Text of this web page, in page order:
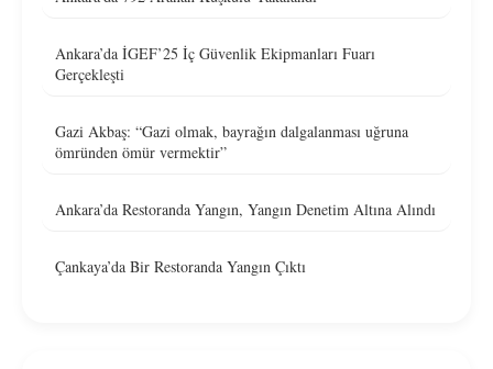
Ankara’da İGEF’25 İç Güvenlik Ekipmanları Fuarı
Gerçekleşti
Gazi Akbaş: “Gazi olmak, bayrağın dalgalanması uğruna
ömründen ömür vermektir”
Ankara’da Restoranda Yangın, Yangın Denetim Altına Alındı
Çankaya’da Bir Restoranda Yangın Çıktı